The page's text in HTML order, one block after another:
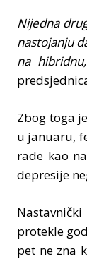
Nijedna
nastojanju
na
Zbog toga
u januaru,
rade kao
depresije
protekle
pet ne zna